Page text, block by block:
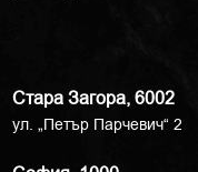
Стара Загора, 6002
ул. „Петър Парчевич“ 2